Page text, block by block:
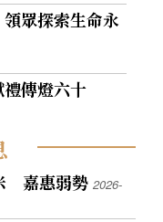
眾探索生命永
傳燈六十
嘉惠弱勢2026-